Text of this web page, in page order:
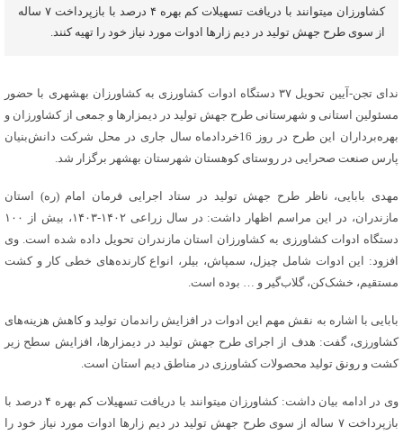
کشاورزان میتوانند با دریافت تسهیلات کم بهره ۴ درصد با بازپرداخت ۷ ساله
از سوی طرح جهش تولید در دیم زارها ادوات مورد نیاز خود را تهیه کنند.
ندای تجن-آیین تحویل ۳۷ دستگاه ادوات کشاورزی به کشاورزان بهشهری با حضور
مسئولین استانی و شهرستانی طرح جهش تولید در دیمزارها و جمعی از کشاورزان و
بهره‌برداران این طرح در روز 16خردادماه سال جاری در محل شرکت دانش‌بنیان
پارس صنعت صحرایی در روستای کوهستان شهرستان بهشهر برگزار شد.
مهدی بابایی، ناظر طرح جهش تولید در ستاد اجرایی فرمان امام (ره) استان
مازندران، در این مراسم اظهار داشت: در سال زراعی ۱۴۰۲-۱۴۰۳، بیش از ۱۰۰
دستگاه ادوات کشاورزی به کشاورزان استان مازندران تحویل داده شده است. وی
افزود: این ادوات شامل چیزل، سمپاش، بیلر، انواع کارنده‌های خطی کار و کشت
مستقیم، خشک‌کن، گلاب‌گیر و … بوده است.
بابایی با اشاره به نقش مهم این ادوات در افزایش راندمان تولید و کاهش هزینه‌های
کشاورزی، گفت: هدف از اجرای طرح جهش تولید در دیمزارها، افزایش سطح زیر
کشت و رونق تولید محصولات کشاورزی در مناطق دیم استان است.
وی در ادامه بیان داشت: کشاورزان میتوانند با دریافت تسهیلات کم بهره ۴ درصد با
بازپرداخت ۷ ساله از سوی طرح جهش تولید در دیم زارها ادوات مورد نیاز خود را